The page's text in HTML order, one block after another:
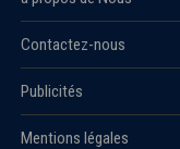
Contactez-nous
Publicités
Mentions légales